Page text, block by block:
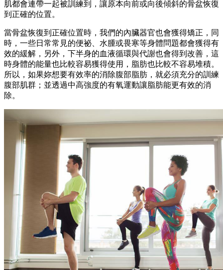
肌都會連帶一起被訓練到，讓原本向前或向後傾斜的骨盆恢復
到正確的位置。
當骨盆恢復到正確位置時，我們的內臟器官也會獲得矯正，同
時，一些日常常見的便祕、水腫或畏寒等身體問題都會獲得有
效的緩解，另外，下半身的血液循環與代謝也會得到改善，這
時身體的能量也比較容易獲得使用，脂肪也比較不容易堆積。
所以，如果妳想要有效率的消除腹部脂肪，就必須充分的訓練
腹部肌群；並透過中高強度的有氧運動讓脂肪能更有效的消
除。